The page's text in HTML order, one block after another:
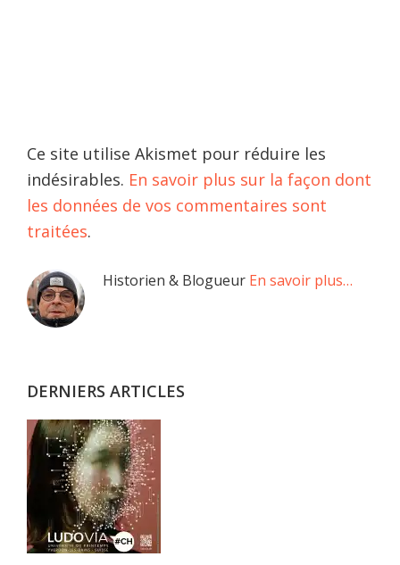
Ce site utilise Akismet pour réduire les
indésirables. En savoir plus sur la façon dont
les données de vos commentaires sont
traitées.
Barre
latérale
Historien & Blogueur En savoir plus…
DERNIERS ARTICLES